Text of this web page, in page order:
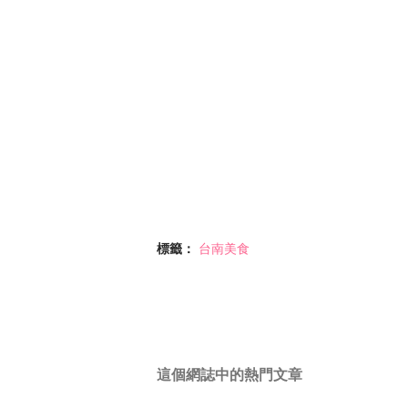
標籤： 台南美食
這個網誌中的熱門文章